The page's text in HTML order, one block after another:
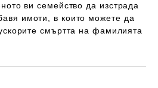
ви семейство да изстрада
имоти, в които можете да
смъртта на фамилията